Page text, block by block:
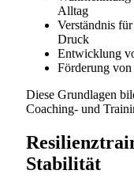
Alltag
Verständnis
Druck
Entwicklung
Förderung von
Diese Grundlagen
Coaching- und
Stabilität